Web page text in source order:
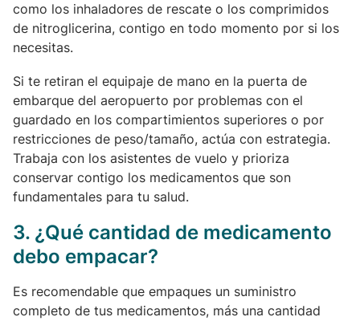
como los inhaladores de rescate o los comprimidos
de nitroglicerina, contigo en todo momento por si los
necesitas.
Si te retiran el equipaje de mano en la puerta de
embarque del aeropuerto por problemas con el
guardado en los compartimientos superiores o por
restricciones de peso/tamaño, actúa con estrategia.
Trabaja con los asistentes de vuelo y prioriza
conservar contigo los medicamentos que son
fundamentales para tu salud.
3. ¿Qué cantidad de medicamento
debo empacar?
Es recomendable que empaques un suministro
completo de tus medicamentos, más una cantidad